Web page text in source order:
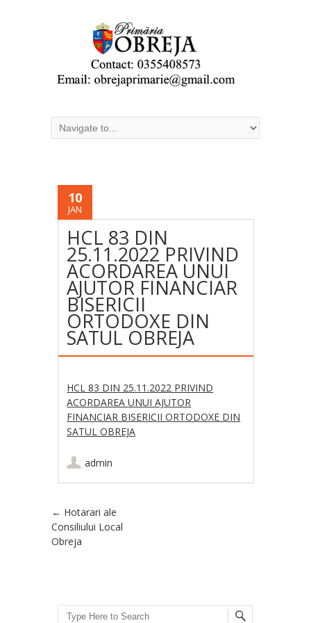
10
JAN
HCL 83 DIN
25.11.2022 PRIVIND
ACORDAREA UNUI
AJUTOR FINANCIAR
BISERICII
ORTODOXE DIN
SATUL OBREJA
HCL 83 DIN 25.11.2022 PRIVIND
ACORDAREA UNUI AJUTOR
FINANCIAR BISERICII ORTODOXE DIN
SATUL OBREJA
admin
Post navigation
← Hotarari ale
Consiliului Local
Obreja
Search